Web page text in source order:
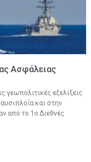
Ασφάλειας
γεωπολιτικές εξελίξεις
και στην
από το 1ο Διεθνές